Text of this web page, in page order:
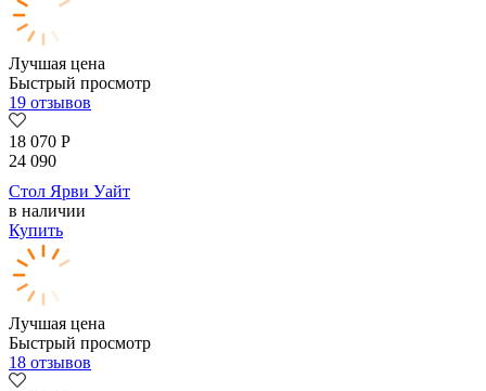
Лучшая цена
Быстрый просмотр
19 отзывов
18 070 Р
24 090
Стол Ярви Уайт
в наличии
Купить
Лучшая цена
Быстрый просмотр
18 отзывов